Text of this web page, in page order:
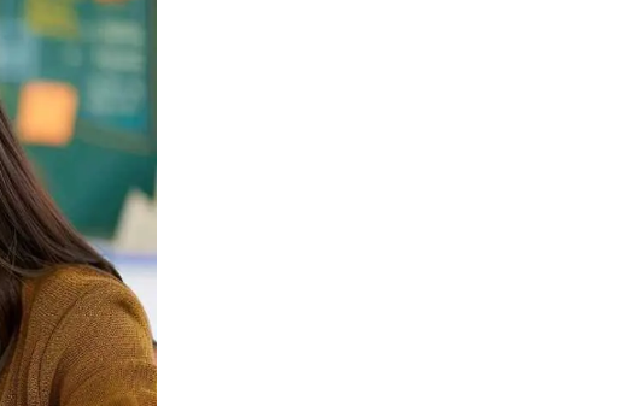
Kursus Mandarin Bisnis Basic
Percakapan Basic
Persiapan Liburan